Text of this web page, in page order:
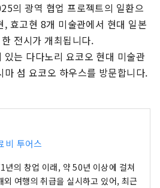
의 광역 협업 프로젝트의 일환으
, 효고현 8개 미술관에서 현대 일본
전시가 개최됩니다.
는 다다노리 요코오 현대 미술관
섬 요코오 하우스를 방문합니다.
비 투어스
년의 창업 이래, 약 50년 이상에 걸쳐
외 여행의 취급을 실시하고 있어, 최근